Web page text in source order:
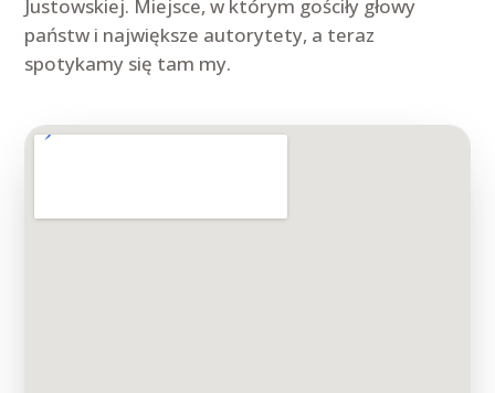
Justowskiej. Miejsce, w którym gościły głowy
państw i największe autorytety, a teraz
spotykamy się tam my.